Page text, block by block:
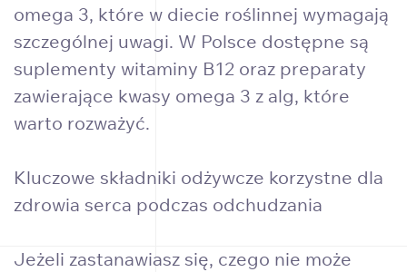
omega 3, które w diecie roślinnej wymagają
szczególnej uwagi. W Polsce dostępne są
suplementy witaminy B12 oraz preparaty
zawierające kwasy omega 3 z alg, które
warto rozważyć.
Kluczowe składniki odżywcze korzystne dla
zdrowia serca podczas odchudzania
Jeżeli zastanawiasz się, czego nie może